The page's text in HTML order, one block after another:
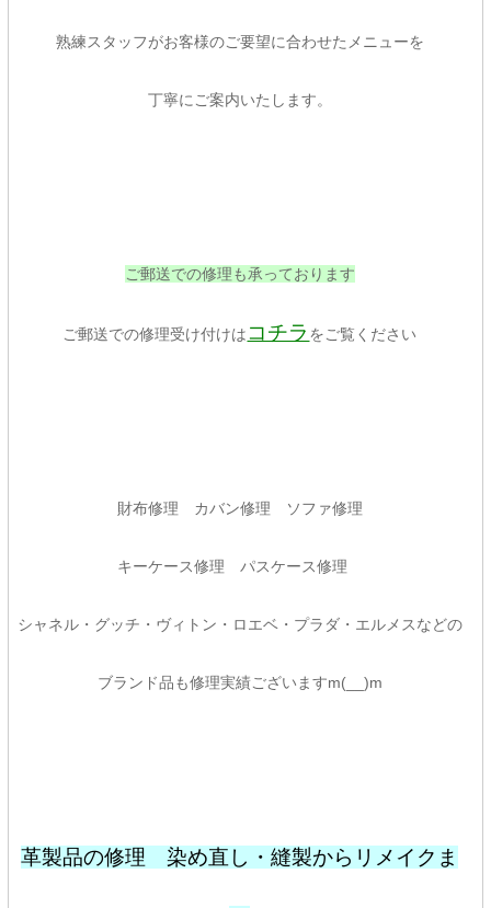
熟練スタッフがお客様のご要望に合わせたメニューを
丁寧にご案内いたします。
ご郵送での修理も承っております
ご郵送での修理受け付けは コチラ をご覧ください
財布修理 カバン修理 ソファ修理
キーケース修理 パスケース修理
シャネル・グッチ・ヴィトン・ロエベ・プラダ・エルメスなどの
ブランド品も修理実績ございますm(__)m
革製品の修理 染め直し・縫製からリメイクま